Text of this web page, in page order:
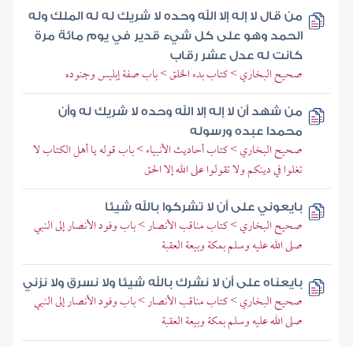
من قال لا إله إلا الله وحده لا شريك له له الملك وله
الحمد وهو على كل شيء قدير في يوم مائة مرة
كانت له عدل عشر رقاب
صحيح البخاري > كتاب بدء الخلق > باب صفة إبليس وجنوده
من شهد أن لا إله إلا الله وحده لا شريك له وأن
محمدا عبده ورسوله
صحيح البخاري > كتاب أحاديث الأنبياء > باب قوله يا أهل الكتاب لا
تغلوا في دينكم ولا تقولوا على الله إلا الحق
بايعوني على أن لا تشركوا بالله شيئا
صحيح البخاري > كتاب مناقب الأنصار > باب وفود الأنصار إلى النبي
صلى الله عليه وسلم بمكة وبيعة العقبة
بايعناه على أن لا نشرك بالله شيئا ولا نسرق ولا نزني
صحيح البخاري > كتاب مناقب الأنصار > باب وفود الأنصار إلى النبي
صلى الله عليه وسلم بمكة وبيعة العقبة